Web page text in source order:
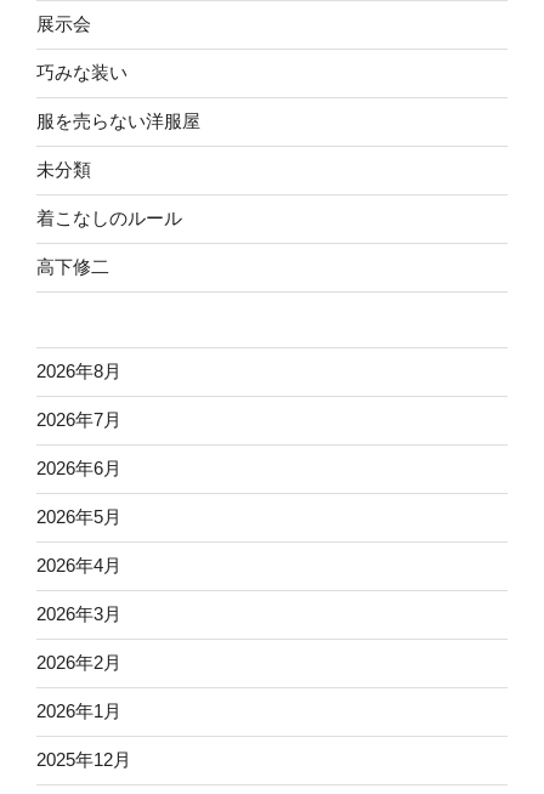
展示会
巧みな装い
服を売らない洋服屋
未分類
着こなしのルール
高下修二
2026年8月
2026年7月
2026年6月
2026年5月
2026年4月
2026年3月
2026年2月
2026年1月
2025年12月